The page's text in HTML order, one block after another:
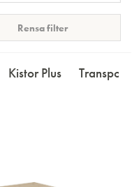
Rensa filter
Kistor Plus